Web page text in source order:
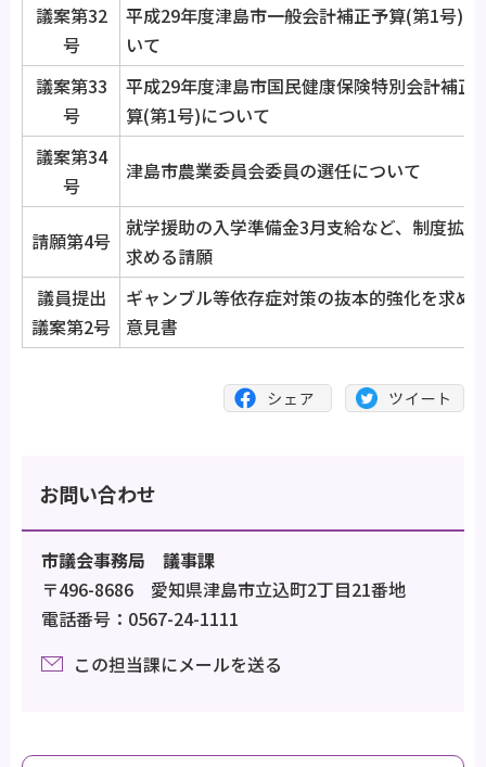
議案第32
号
平成29年度津島市一般会計補正予算(第1号)に
いて
議案第33
号
平成29年度津島市国民健康保険特別会計補正
算(第1号)について
議案第34
号
津島市農業委員会委員の選任について
請願第4号
就学援助の入学準備金3月支給など、制度拡
求める請願
議員提出
議案第2号
ギャンブル等依存症対策の抜本的強化を求め
意見書
お問い合わせ
市議会事務局 議事課
〒496-8686 愛知県津島市立込町2丁目21番地
電話番号：0567-24-1111
この担当課にメールを送る